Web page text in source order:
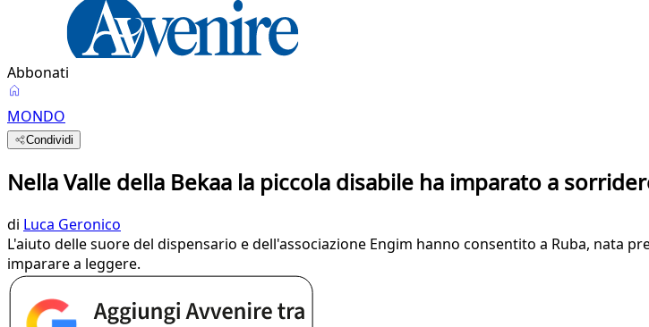
Abbonati
MONDO
Condividi
Nella Valle della Bekaa la piccola disabile ha imparato a
di Luca Geronico
L'aiuto delle suore del dispensario e dell'associazione Engim hanno consentito a Ruba, nata
imparare a leggere.